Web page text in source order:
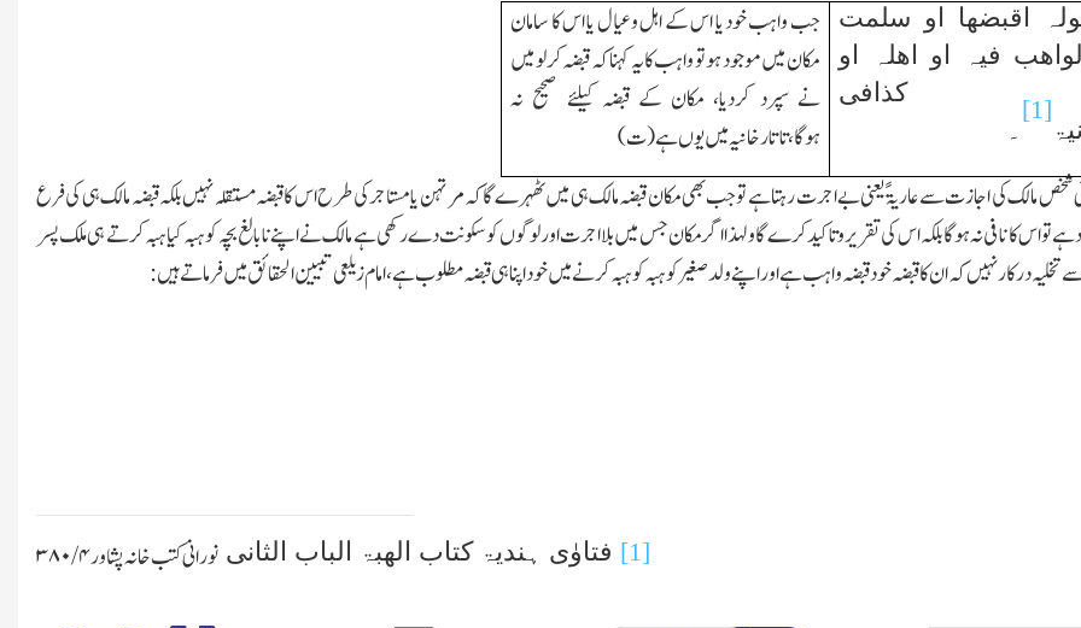
اقبضھا او سلمت
فیہ او اھلہ او
کذافی
[1]
۔
جب واہب خود یا اس کے اہل وعیال یا اس کا سامان
مکان میں موجود ہو تو واہب کایہ کہنا کہ قبضہ کرلو میں
نے سپرد کردیا، مکان کے قبضہ کیلئے صحیح نہ
ہوگا،تاتارخانیہ میں یوں ہے(ت)
شخص مالك کی اجازت سے عاریۃً یعنی بے اجرت رہتا ہے توجب بھی مکان قبضہ مالك ہی میں ٹھہرے گا کہ مرتہن یا مستاجر کی طرح اس کا قبضہ مستقلہ نہیں بلکہ قبضہ مالك ہی کی فرع
ہے تو اس کا نافی نہ ہوگا بلکہ اس کی تقریر و تاکید کرے گا ولہذا اگر مکان جس میں بلا اجرت اور لوگوں کو سکونت دے رکھی ہے مالك نے اپنے نابالغ بچہ کو ہبہ کیا ہبہ کرتے ہی ملك پسر
درکار نہیں کہ ان کا قبضہ خود قبضہ واہب ہے اور اپنے ولد صغیر کو ہبہ کو ہبہ کرنے میں خود اپنا ہی قبضہ مطلوب ہے،امام زیلعی تبیین الحقائق میں فرماتے ہیں:
[1] فتاوٰی ہندیۃ کتاب الھبۃ الباب الثانی نورانی کتب خانہ پشاور۴ /۳۸۰